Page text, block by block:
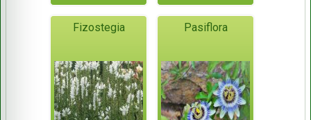
Fizostegia Pasiflora